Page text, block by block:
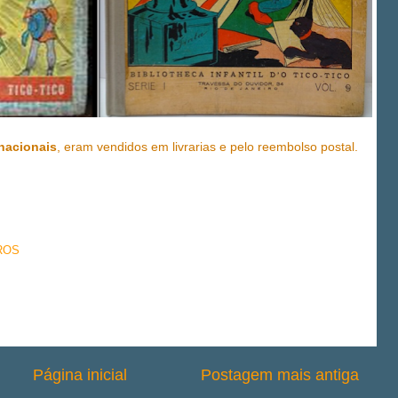
, eram vendidos em livrarias e pelo reembolso postal.
Postagem mais antiga
Página inicial